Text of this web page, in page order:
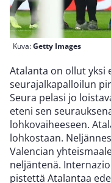
Kuva:Getty Images
Atalanta on ollut yksi
seurajalkapalloilun
Seura pelasi jo
eteni sen
lohkovaiheeseen.
lohkostaan.
Valencian
neljäntenä.
pistettä Atalantaa